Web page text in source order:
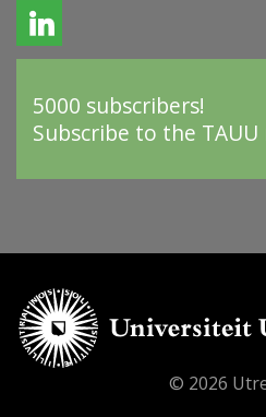
5000 subscribers!
Subscribe to the
© 2026